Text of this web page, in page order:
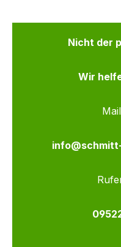
Nicht der
Wir